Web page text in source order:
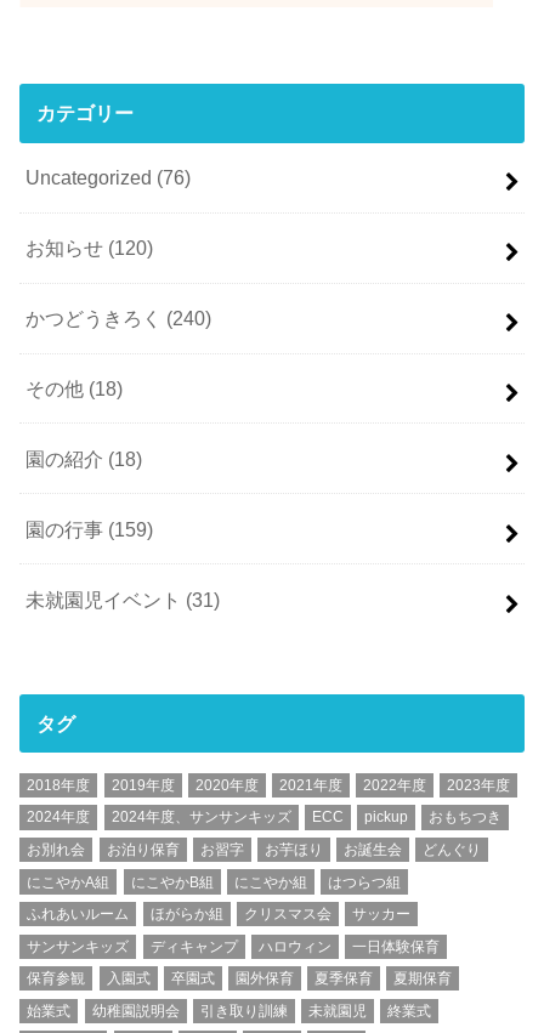
カテゴリー
Uncategorized (76)
お知らせ (120)
かつどうきろく (240)
その他 (18)
園の紹介 (18)
園の行事 (159)
未就園児イベント (31)
タグ
2018年度 2019年度 2020年度 2021年度 2022年度
2023年度
2024年度
2024年度、サンサンキッズ ECC pickup
おもちつき
お別れ会
お泊り保育 お習字 お芋ほり お誕生会
どんぐり
にこやかA組
にこやかB組 にこやか組
はつらつ組
ふれあいルーム
ほがらか組 クリスマス会
サッカー
サンサンキッズ
ディキャンプ ハロウィン
一日体験保育
保育参観
入園式 卒園式 園外保育 夏季保育
夏期保育
始業式
幼稚園説明会 引き取り訓練 未就園児
終業式